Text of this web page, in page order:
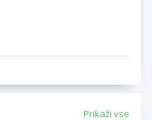
Prikaži vse